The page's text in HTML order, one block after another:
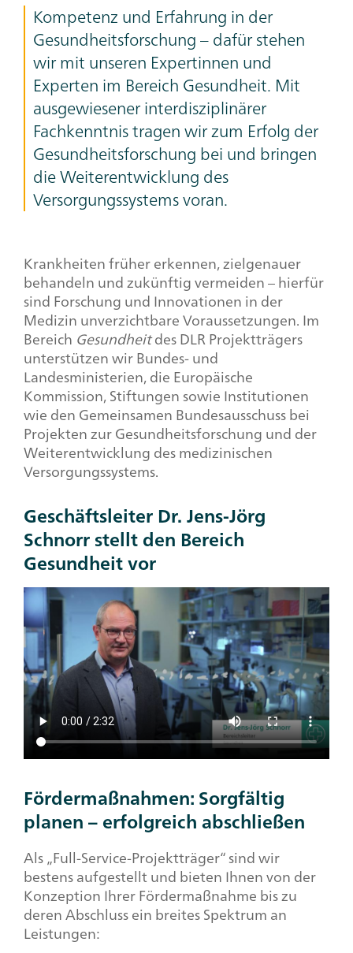
Teaser
Text
Kompetenz und Erfahrung in der
Gesundheitsforschung – dafür stehen
wir mit unseren Expertinnen und
Experten im Bereich Gesundheit. Mit
ausgewiesener interdisziplinärer
Fachkenntnis tragen wir zum Erfolg der
Gesundheitsforschung bei und bringen
die Weiterentwicklung des
Versorgungssystems voran.
Headline,
Text
+
Image
Krankheiten früher erkennen, zielgenauer
behandeln und zukünftig vermeiden – hierfür
sind Forschung und Innovationen in der
Medizin unverzichtbare Voraussetzungen. Im
Bereich Gesundheitdes DLR Projektträgers
unterstützen wir Bundes- und
Landesministerien, die Europäische
Kommission, Stiftungen sowie Institutionen
wie den Gemeinsamen Bundesausschuss bei
Projekten zur Gesundheitsforschung und der
Weiterentwicklung des medizinischen
Versorgungssystems.
Geschäftsleiter Dr. Jens-Jörg
Schnorr stellt den Bereich
Gesundheit vor
Fördermaßnahmen: Sorgfältig
planen – erfolgreich abschließen
Als „Full-Service-Projektträger“ sind wir
bestens aufgestellt und bieten Ihnen von der
Konzeption Ihrer Fördermaßnahme bis zu
deren Abschluss ein breites Spektrum an
Leistungen: